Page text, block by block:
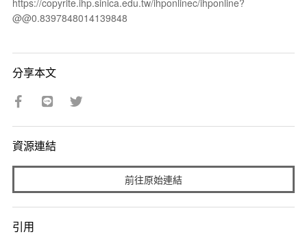
@@0.8397848014139848
分享本文
資源連結
前往原始連結
引用